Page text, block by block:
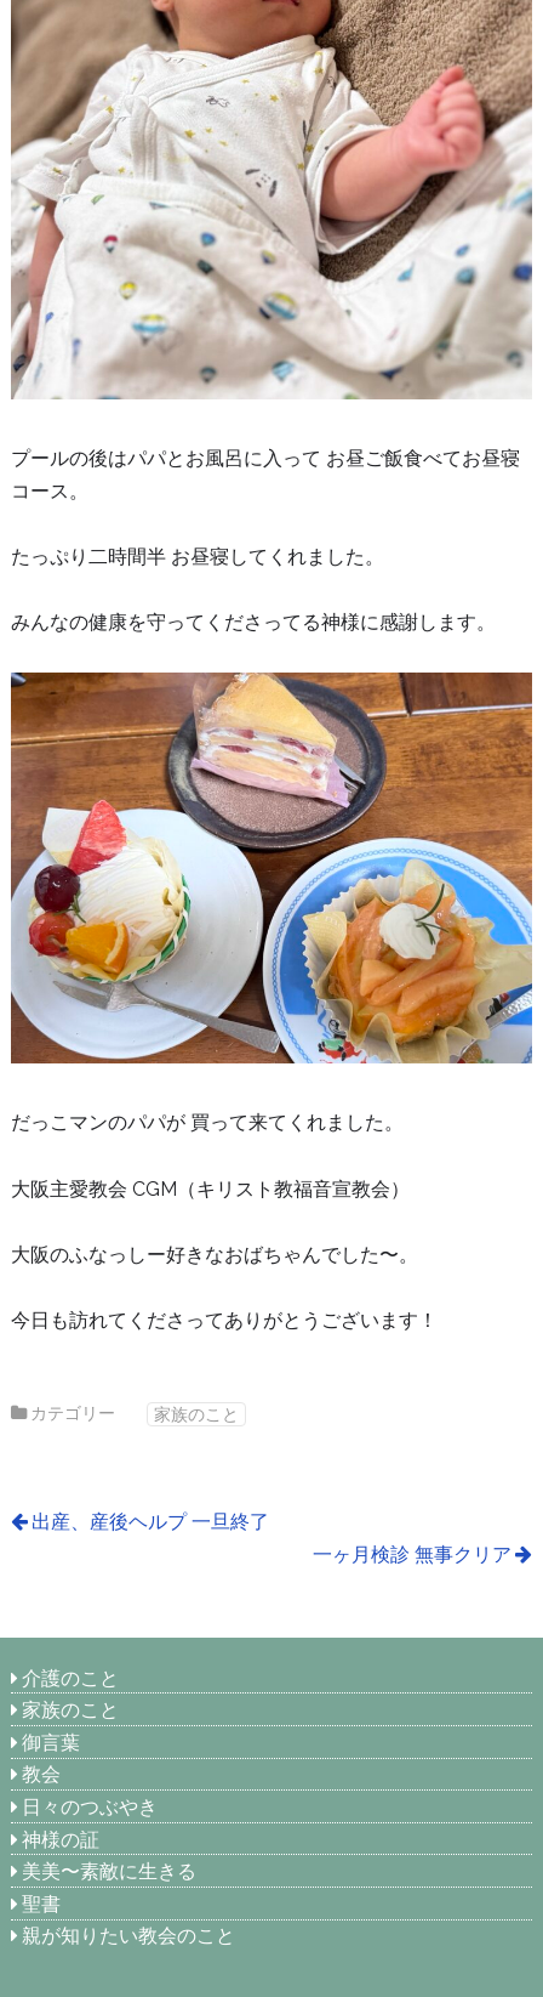
プールの後はパパとお風呂に入って お昼ご飯食べてお昼寝
コース。
たっぷり二時間半 お昼寝してくれました。
みんなの健康を守ってくださってる神様に感謝します。
だっこマンのパパが 買って来てくれました。
大阪主愛教会 CGM（キリスト教福音宣教会）
大阪のふなっしー好きなおばちゃんでした〜。
今日も訪れてくださってありがとうございます！
カテゴリー 家族のこと
出産、産後ヘルプ 一旦終了
一ヶ月検診 無事クリア
介護のこと
家族のこと
御言葉
教会
日々のつぶやき
神様の証
美美〜素敵に生きる
聖書
親が知りたい教会のこと